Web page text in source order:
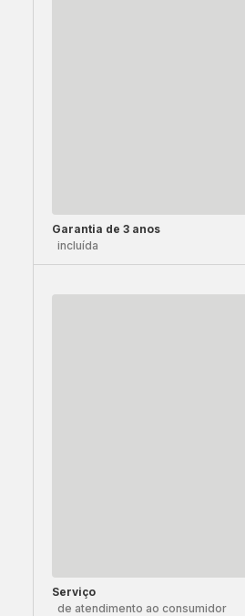
Garantia de 3 anos
incluída
Serviço
de atendimento ao consumidor